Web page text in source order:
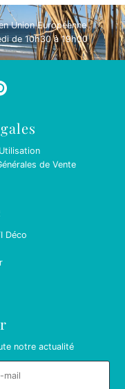
Union Européenne
de 10h30 à 19h00
de Vente
Déco
notre actualité